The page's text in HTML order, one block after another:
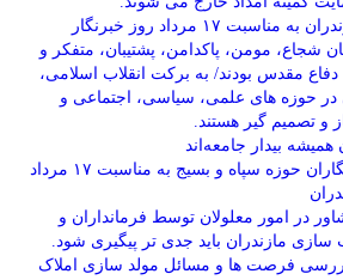
۱۷ مرداد روز خبرنگار
شجاع، مومن، پاکدامن، پشتیبان، متفکر و
مقدس بودند/ به برکت انقلاب اسلامی،
در حوزه های علمی، سیاسی، اجتماعی و
و تصمیم گیر هستند.
بیدار جامعه‌اند
آئین تجلیل از خبرنگاران حوزه سپاه و بسیج به مناسبت ۱۷ مرداد
در امور معلولان توسط فرمانداران و
مازندران باید جدی تر پیگیری شود.
فرصت ها و مسائل مولد سازی املاک